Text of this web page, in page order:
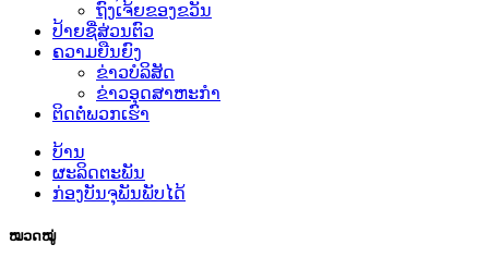
ຖົງເຈ້ຍຂອງຂວັນ
ປ້າຍຊື່ສ່ວນຕົວ
ຄວາມຍືນຍົງ
ຂ່າວບໍລິສັດ
ຂ່າວອຸດສາຫະກຳ
ຕິດຕໍ່ພວກເຮົາ
ບ້ານ
ຜະລິດຕະພັນ
ກ່ອງບັນຈຸພັນພັບໄດ້
ໝວດໝູ່